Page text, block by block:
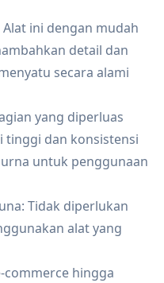
ini dengan mudah
detail dan
secara alami
yang diperluas
tinggi dan konsistensi
untuk penggunaan
Tidak diperlukan
alat yang
commerce hingga